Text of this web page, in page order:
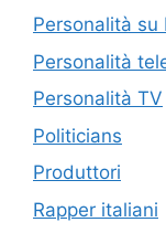
Personalità su
Personalità
Personalità TV
Politicians
Produttori
Rapper italiani